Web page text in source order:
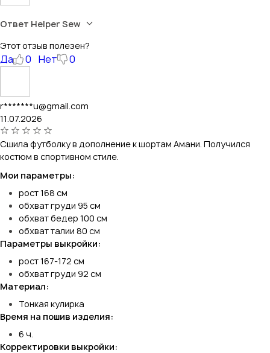
Ответ Helper Sew
Этот отзыв полезен?
Да 0 Нет 0
r*******u@gmail.com
11.07.2026
Сшила футболку в дополнение к шортам Амани. Получился
костюм в спортивном стиле.
Мои параметры:
рост 168 см
обхват груди 95 см
обхват бедер 100 см
обхват талии 80 см
Параметры выкройки:
рост 167-172 см
обхват груди 92 см
Материал:
Тонкая кулирка
Время на пошив изделия:
6 ч.
Корректировки выкройки: